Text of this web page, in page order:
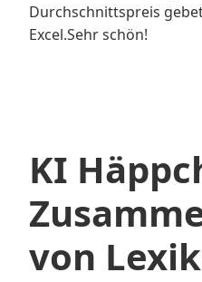
Durchschnittspreis
Excel.Sehr schön!
KI
von